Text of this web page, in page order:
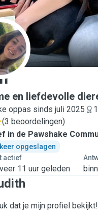
en liefdevolle
oppas sinds juli 2025
(3 beoordelingen)
in de Pawshake
opgeslagen
actief
11 uur geleden
dat je mijn profiel bekijkt!